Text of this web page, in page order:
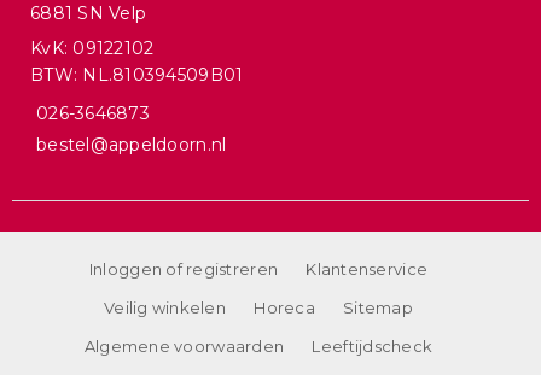
6881 SN Velp
KvK: 09122102
BTW: NL.810394509B01
026-3646873
bestel@appeldoorn.nl
Inloggen of registreren
Klantenservice
Veilig winkelen
Horeca
Sitemap
Algemene voorwaarden
Leeftijdscheck